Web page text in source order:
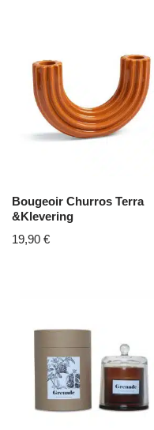
Bougeoir Churros Terra
&Klevering
19,90 €